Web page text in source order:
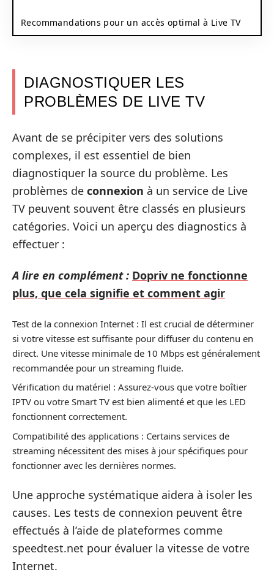
Recommandations pour un accès optimal à Live TV
DIAGNOSTIQUER LES
PROBLÈMES DE LIVE TV
Avant de se précipiter vers des solutions
complexes, il est essentiel de bien
diagnostiquer la source du problème. Les
problèmes de connexion à un service de Live
TV peuvent souvent être classés en plusieurs
catégories. Voici un aperçu des diagnostics à
effectuer :
A lire en complément : Dopriv ne fonctionne
plus, que cela signifie et comment agir
Test de la connexion Internet : Il est crucial de déterminer
si votre vitesse est suffisante pour diffuser du contenu en
direct. Une vitesse minimale de 10 Mbps est généralement
recommandée pour un streaming fluide.
Vérification du matériel : Assurez-vous que votre boîtier
IPTV ou votre Smart TV est bien alimenté et que les LED
fonctionnent correctement.
Compatibilité des applications : Certains services de
streaming nécessitent des mises à jour spécifiques pour
fonctionner avec les dernières normes.
Une approche systématique aidera à isoler les
causes. Les tests de connexion peuvent être
effectués à l’aide de plateformes comme
speedtest.net pour évaluer la vitesse de votre
Internet.